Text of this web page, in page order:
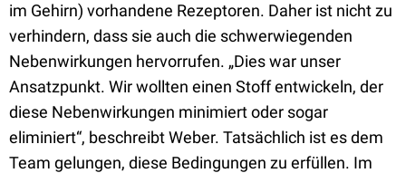
im Gehirn) vorhandene Rezeptoren. Daher ist nicht zu
verhindern, dass sie auch die schwerwiegenden
Nebenwirkungen hervorrufen. „Dies war unser
Ansatzpunkt. Wir wollten einen Stoff entwickeln, der
diese Nebenwirkungen minimiert oder sogar
eliminiert“, beschreibt Weber. Tatsächlich ist es dem
Team gelungen, diese Bedingungen zu erfüllen. Im